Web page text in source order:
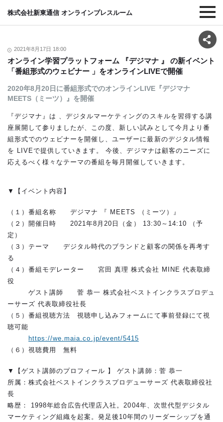
株式会社新東通信 オンラインプレスルーム
2021年8月17日 18:00
オンライン学習プラットフォーム 『デジマナ 』 の新イベント
「番組形式のウェビナー 」をオンラインLIVEで開催
2020年8月20日に番組形式でのオンラインLIVE『デジマナ
MEETS（ミーツ）』を開催
『デジマナ』は 、デジタルマーケティングのスキルを習得する講
座展開して参りましたが、この度、新しい試みとして今月より番
組形式でのウェビナーを開催し、ユーザーに最新のデジタル情報
を LIVEで提供していきます。 今後、デジマナは顧客のニーズに
応えるべく様々なテーマの番組を毎月開催していきます。
▼【イベント内容】
（１）番組名称 デジマナ 『 MEETS （ミーツ）』
（２）開催日時 2021年8月20日（金） 13:30～14:10 （予
定）
（３）テーマ デジタル時代のブランドと顧客の関係を再考す
る
（４）番組モデレーター 宮田 真理 株式会社 MINE 代表取締
役
ゲスト講師 菅 恭一 株式会社ベストインクラスプロデュ
ーサーズ 代表取締役社長
（５）番組視聴方法 視聴申し込みフォームにて事前登録にて視
聴可能
https://we.maia.co.jp/event/5415
（６）視聴費用 無料
▼【ゲスト講師のプロフィール 】 ゲスト講師：菅 恭一
所属：株式会社ベストインクラスプロデューサーズ 代表取締役社
長
略歴： 1998年総合広告代理店入社。2004年、次世代型デジタル
マーケティング組織を起案。発足後10年間のリーダーシップを通